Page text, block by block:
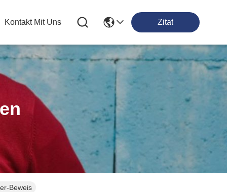
Kontakt Mit Uns Zitat
Beweis